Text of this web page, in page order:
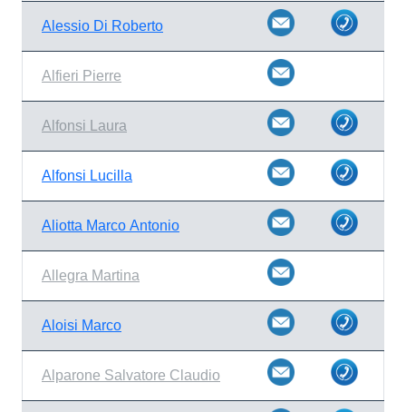
Alessio Di Roberto
Alfieri Pierre
Alfonsi Laura
Alfonsi Lucilla
Aliotta Marco Antonio
Allegra Martina
Aloisi Marco
Alparone Salvatore Claudio